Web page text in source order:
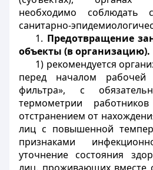
необходимо соблюдать
санитарно-
1. Предотвращение
объекты (в организацию).
1) рекомендуется
перед началом рабочей
фильтра», с
термометрии
отстранением от
лиц с повышенной
признаками
уточнение состояния